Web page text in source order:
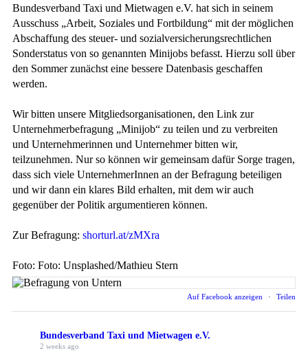
Bundesverband Taxi und Mietwagen e.V. hat sich in seinem
Ausschuss „Arbeit, Soziales und Fortbildung“ mit der möglichen
Abschaffung des steuer- und sozialversicherungsrechtlichen
Sonderstatus von so genannten Minijobs befasst. Hierzu soll über
den Sommer zunächst eine bessere Datenbasis geschaffen
werden.
Wir bitten unsere Mitgliedsorganisationen, den Link zur
Unternehmerbefragung „Minijob“ zu teilen und zu verbreiten
und Unternehmerinnen und Unternehmer bitten wir,
teilzunehmen. Nur so können wir gemeinsam dafür Sorge tragen,
dass sich viele UnternehmerInnen an der Befragung beteiligen
und wir dann ein klares Bild erhalten, mit dem wir auch
gegenüber der Politik argumentieren können.
Zur Befragung: shorturl.at/zMXra
Foto: Foto: Unsplashed/Mathieu Stern
Auf Facebook anzeigen · Teilen
Bundesverband Taxi und Mietwagen e.V.
2 weeks ago